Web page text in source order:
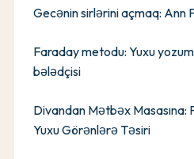
Gecənin sirlərini açmaq: Ann
Faraday metodu: Yuxu
bələdçisi
Divandan Mətbəx Masasına:
Yuxu Görənlərə Təsiri